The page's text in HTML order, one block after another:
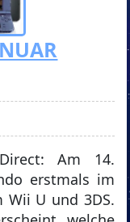
Am 14.
erstmals im
Wii U und 3DS.